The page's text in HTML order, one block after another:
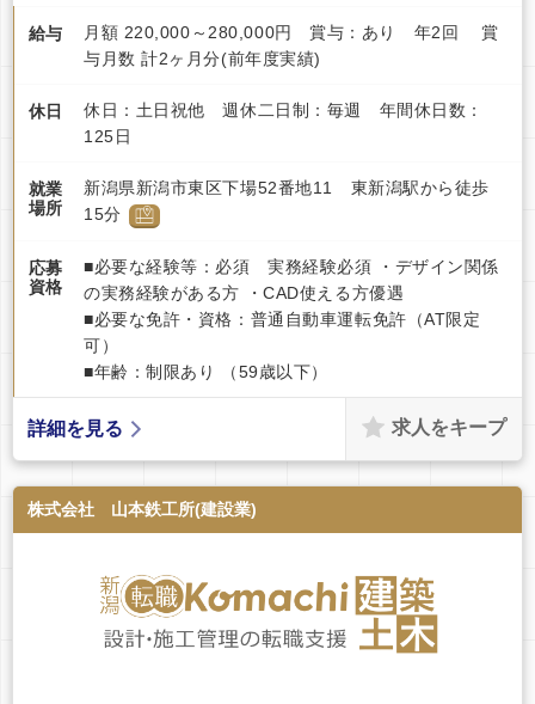
給与
月額 220,000～280,000円 賞与：あり 年2回 賞
与月数 計2ヶ月分(前年度実績)
休日
休日：土日祝他 週休二日制：毎週 年間休日数：
125日
就業
場所
新潟県新潟市東区下場52番地11 東新潟駅から徒歩
15分
応募
資格
■必要な経験等：必須 実務経験必須 ・デザイン関係
の実務経験がある方 ・CAD使える方優遇
■必要な免許・資格：普通自動車運転免許（AT限定
可）
■年齢：制限あり （59歳以下）
詳細を見る 求人をキープ
株式会社 山本鉄工所(建設業)